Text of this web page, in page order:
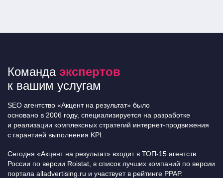
Команда экспертов
к вашим услугам
SEO агентство «Акцент на результат» было
основано в 2006 году, специализируется на разработке
и реализации комплексных стратегий интернет-продвижения
с гарантией выполнения KPI.
Сегодня «Акцент на результат» входит в ТОП-15 агентств
России по версии Roistat, в список лучших компаний по версии
портала alladvertising.ru и участвует в рейтинге PPAP.